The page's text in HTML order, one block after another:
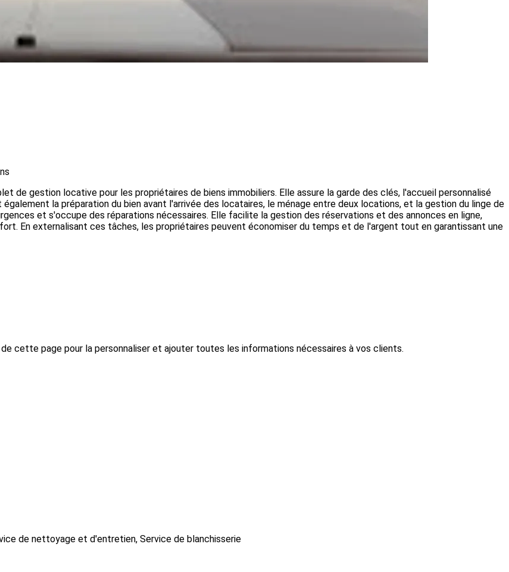
de gestion locative pour les propriétaires de biens immobiliers. Elle assure la garde des clés, l'accueil personnalisé
la préparation du bien avant l'arrivée des locataires, le ménage entre deux locations, et la gestion du linge de
et s'occupe des réparations nécessaires. Elle facilite la gestion des réservations et des annonces en ligne,
En externalisant ces tâches, les propriétaires peuvent économiser du temps et de l'argent tout en garantissant une
cette page pour la personnaliser et ajouter toutes les informations nécessaires à vos clients.
de nettoyage et d'entretien, Service de blanchisserie